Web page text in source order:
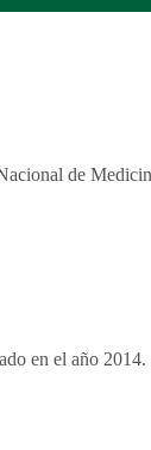
de
en el año 2014.